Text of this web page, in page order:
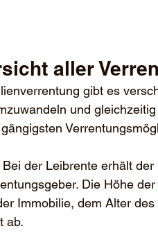
aller
gibt es
und
Die Höhe
Immobilie, dem Alter
ab.